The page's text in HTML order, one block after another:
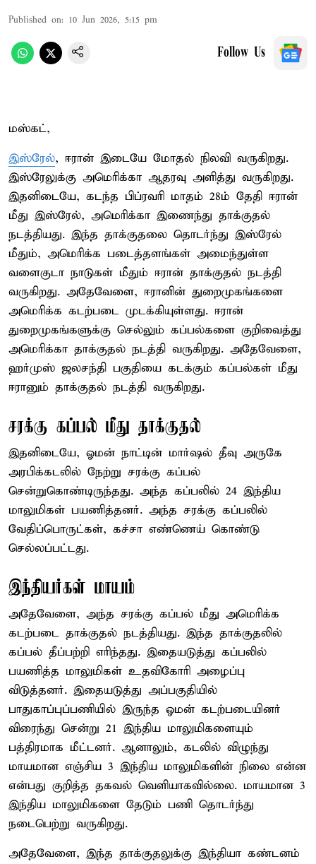
Published on: 10 Jun 2026, 5:15 pm
Follow Us
மஸ்கட்,
இஸ்ரேல், ஈரான் இடையே மோதல் நிலவி வருகிறது.
இஸ்ரேலுக்கு அமெரிக்கா ஆதரவு அளித்து வருகிறது.
இதனிடையே, கடந்த பிப்ரவரி மாதம் 28ம் தேதி ஈரான்
மீது இஸ்ரேல், அமெரிக்கா இணைந்து தாக்குதல்
நடத்தியது. இந்த தாக்குதலை தொடர்ந்து இஸ்ரேல்
மீதும், அமெரிக்க படைத்தளங்கள் அமைந்துள்ள
வளைகுடா நாடுகள் மீதும் ஈரான் தாக்குதல் நடத்தி
வருகிறது. அதேவேளை, ஈரானின் துறைமுகங்களை
அமெரிக்க கடற்படை முடக்கியுள்ளது. ஈரான்
துறைமுகங்களுக்கு செல்லும் கப்பல்களை குறிவைத்து
அமெரிக்கா தாக்குதல் நடத்தி வருகிறது. அதேவேளை,
ஹர்முஸ் ஜலசந்தி பகுதியை கடக்கும் கப்பல்கள் மீது
ஈரானும் தாக்குதல் நடத்தி வருகிறது.
சரக்கு கப்பல் மீது தாக்குதல்
இதனிடையே, ஓமன் நாட்டின் மார்ஷல் தீவு அருகே
அரபிக்கடலில் நேற்று சரக்கு கப்பல்
சென்றுகொண்டிருந்தது. அந்த கப்பலில் 24 இந்திய
மாலுமிகள் பயணித்தனர். அந்த சரக்கு கப்பலில்
வேதிப்பொருட்கள், கச்சா எண்ணெய் கொண்டு
செல்லப்பட்டது.
இந்தியர்கள் மாயம்
அதேவேளை, அந்த சரக்கு கப்பல் மீது அமெரிக்க
கடற்படை தாக்குதல் நடத்தியது. இந்த தாக்குதலில்
கப்பல் தீப்பற்றி எரிந்தது. இதையடுத்து கப்பலில்
பயணித்த மாலுமிகள் உதவிகோரி அழைப்பு
விடுத்தனர். இதையடுத்து அப்பகுதியில்
பாதுகாப்புப்பணியில் இருந்த ஓமன் கடற்படையினர்
விரைந்து சென்று 21 இந்திய மாலுமிகளையும்
பத்திரமாக மீட்டனர். ஆனாலும், கடலில் விழுந்து
மாயமான எஞ்சிய 3 இந்திய மாலுமிகளின் நிலை என்ன
என்பது குறித்த தகவல் வெளியாகவில்லை. மாயமான 3
இந்திய மாலுமிகளை தேடும் பணி தொடர்ந்து
நடைபெற்று வருகிறது.
அதேவேளை, இந்த தாக்குதலுக்கு இந்தியா கண்டனம்